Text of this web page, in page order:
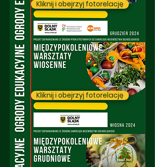
Kliknij i obejrzyj fotorelację
Kliknij i obejrzyj fotorelację